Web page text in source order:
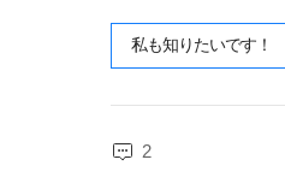
私も知りたいです！
2